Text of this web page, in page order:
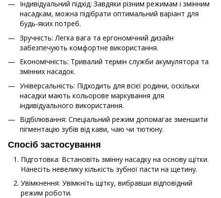
Індивідуальний підхід: Завдяки різним режимам і змінним
насадкам, можна підібрати оптимальний варіант для
будь-яких потреб.
Зручність: Легка вага та ергономічний дизайн
забезпечують комфортне використання.
Економічність: Тривалий термін служби акумулятора та
змінних насадок.
Універсальність: Підходить для всієї родини, оскільки
насадки мають кольорове маркування для
індивідуального використання.
Відбілювання: Спеціальний режим допомагає зменшити
пігментацію зубів від кави, чаю чи тютюну.
Спосіб застосування
Підготовка: Встановіть змінну насадку на основу щітки.
Нанесіть невелику кількість зубної пасти на щетину.
Увімкнення: Увімкніть щітку, вибравши відповідний
режим роботи.